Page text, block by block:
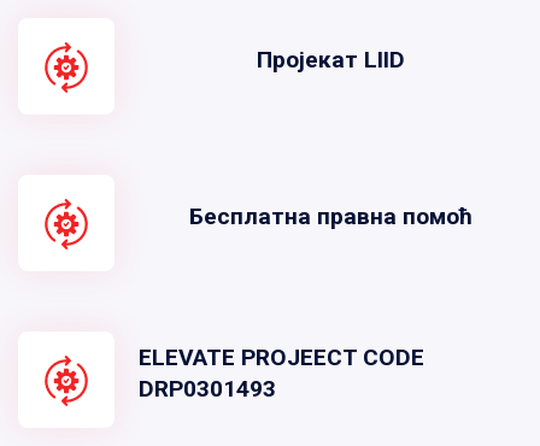
Пројекат LIID
Бесплатна правна помоћ
ELEVATE PROJEECT CODE
DRP0301493